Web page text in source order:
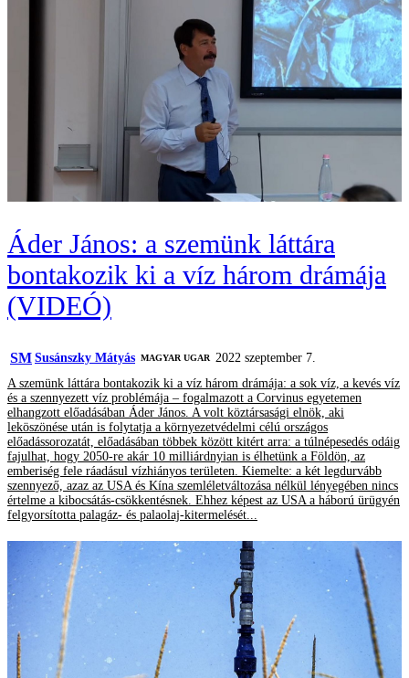
Áder János: a szemünk láttára
bontakozik ki a víz három drámája
(VIDEÓ)
SM Susánszky Mátyás MAGYAR UGAR
2022 szeptember 7.
A szemünk láttára bontakozik ki a víz három drámája: a sok víz, a kevés víz
és a szennyezett víz problémája – fogalmazott a Corvinus egyetemen
elhangzott előadásában Áder János. A volt köztársasági elnök, aki
leköszönése után is folytatja a környezetvédelmi célú országos
előadássorozatát, előadásában többek között kitért arra: a túlnépesedés odáig
fajulhat, hogy 2050-re akár 10 milliárdnyian is élhetünk a Földön, az
emberiség fele ráadásul vízhiányos területen. Kiemelte: a két legdurvább
szennyező, azaz az USA és Kína szemléletváltozása nélkül lényegében nincs
értelme a kibocsátás-csökkentésnek. Ehhez képest az USA a háború ürügyén
felgyorsította palagáz- és palaolaj-kitermelését...